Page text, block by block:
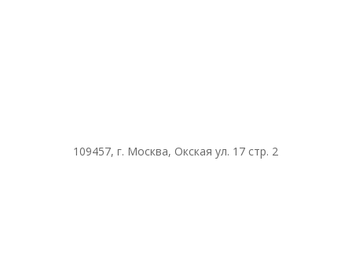
109457, г. Москва, Окская ул. 17 стр. 2